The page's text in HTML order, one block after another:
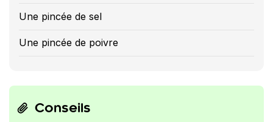
Une pincée de sel
Une pincée de poivre
Conseils